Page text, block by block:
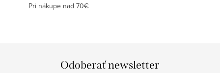
Pri nákupe nad 70€
Odoberať newsletter